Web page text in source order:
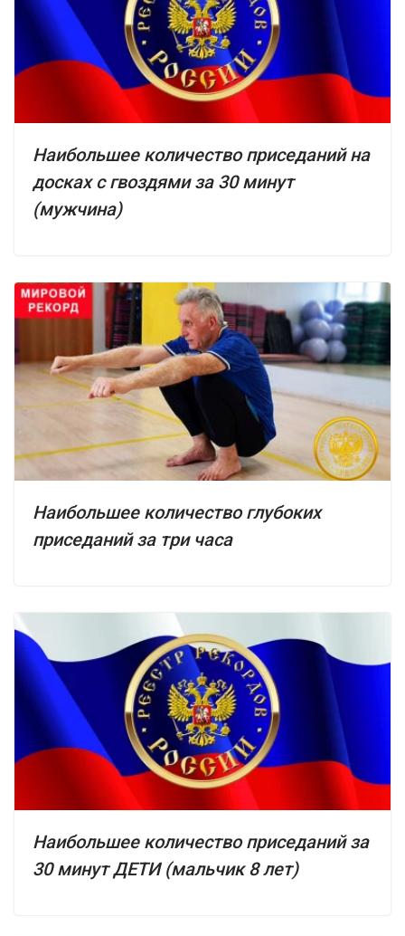
Наибольшее количество приседаний на
досках с гвоздями за 30 минут
(мужчина)
Наибольшее количество глубоких
приседаний за три часа
Наибольшее количество приседаний за
30 минут ДЕТИ (мальчик 8 лет)